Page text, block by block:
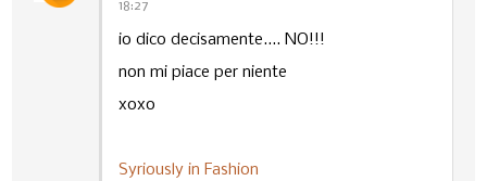
18:27
io dico decisamente.... NO!!!
non mi piace per niente
xoxo
Syriously in Fashion